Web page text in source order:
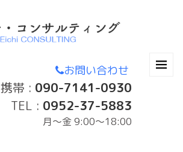
お問い合わせ
携帯 : 090-7141-0930
TEL : 0952-37-5883
月〜金 9:00～18:00